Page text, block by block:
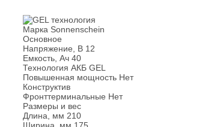
Марка Sonnenschein
Основное
Напряжение, В 12
Емкость, Ач 40
Технология АКБ GEL
Повышенная мощность Нет
Конструктив
Фронттерминальные Нет
Размеры и вес
Длина, мм 210